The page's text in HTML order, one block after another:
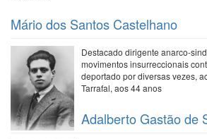
Mário dos Santos Castelhano
Destacado dirigente anarco-
movimentos insurreccionais
deportado por diversas vezes,
Tarrafal, aos 44 anos
Adalberto Gastão de